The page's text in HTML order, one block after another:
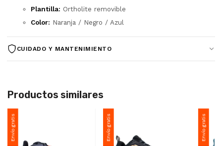
Plantilla: Ortholite removible
Color: Naranja / Negro / Azul
CUIDADO Y MANTENIMIENTO
No lavar en lavarropas ni secar en secadora — afecta
adhesivos y espumas
Secar a temperatura ambiente lejos de fuentes de calor
Guardar en lugar ventilado para evitar la acumulación de
Productos similares
Envío gratis Envío gratis Envío gratis